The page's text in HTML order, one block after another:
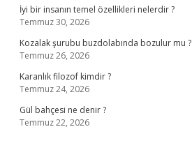
İyi bir insanın temel özellikleri nelerdir ?
Temmuz 30, 2026
Kozalak şurubu buzdolabında bozulur mu ?
Temmuz 26, 2026
Karanlık filozof kimdir ?
Temmuz 24, 2026
Gül bahçesi ne denir ?
Temmuz 22, 2026